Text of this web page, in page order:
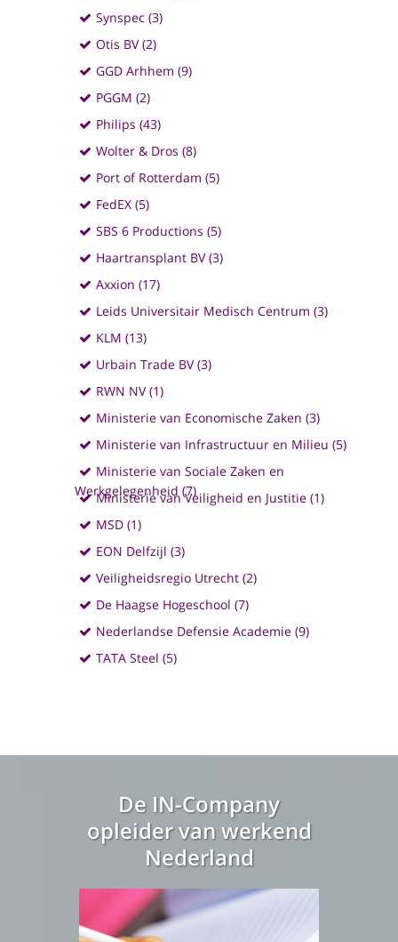
Synspec (3)
Otis BV (2)
GGD Arhhem (9)
PGGM (2)
Philips (43)
Wolter & Dros (8)
Port of Rotterdam (5)
FedEX (5)
SBS 6 Productions (5)
Haartransplant BV (3)
Axxion (17)
Leids Universitair Medisch Centrum (3)
KLM (13)
Urbain Trade BV (3)
RWN NV (1)
Ministerie van Economische Zaken (3)
Ministerie van Infrastructuur en Milieu (5)
Ministerie van Sociale Zaken en
Werkgelegenheid (7)
Ministerie van Veiligheid en Justitie (1)
MSD (1)
EON Delfzijl (3)
Veiligheidsregio Utrecht (2)
De Haagse Hogeschool (7)
Nederlandse Defensie Academie (9)
TATA Steel (5)
De IN-Company
opleider van werkend
Nederland